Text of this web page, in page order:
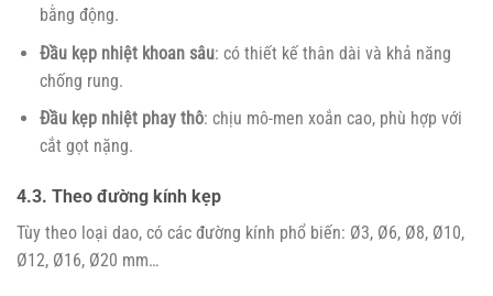
bằng động.
Đầu kẹp nhiệt khoan sâu: có thiết kế thân dài và khả năng
chống rung.
Đầu kẹp nhiệt phay thô: chịu mô-men xoắn cao, phù hợp với
cắt gọt nặng.
4.3. Theo đường kính kẹp
Tùy theo loại dao, có các đường kính phổ biến: Ø3, Ø6, Ø8, Ø10,
Ø12, Ø16, Ø20 mm…